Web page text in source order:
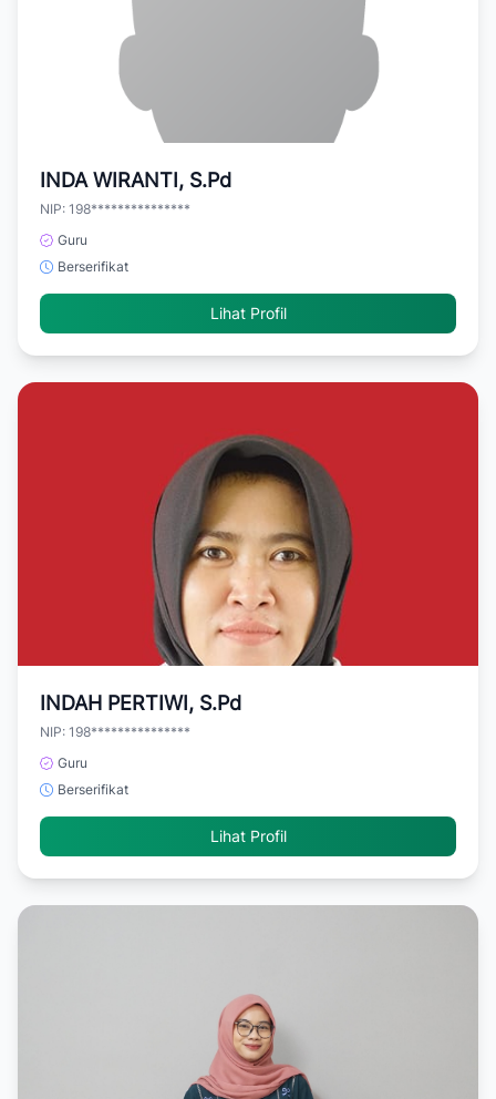
INDA WIRANTI, S.Pd
NIP: 198***************
Guru
Berserifikat
Lihat Profil
INDAH PERTIWI, S.Pd
NIP: 198***************
Guru
Berserifikat
Lihat Profil